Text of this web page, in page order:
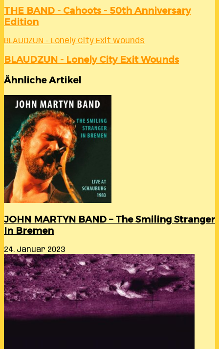
THE BAND - Cahoots - 50th Anniversary
Edition
BLAUDZUN - Lonely City Exit Wounds
BLAUDZUN - Lonely City Exit Wounds
Ähnliche Artikel
JOHN MARTYN BAND – The Smiling Stranger
In Bremen
24. Januar 2023